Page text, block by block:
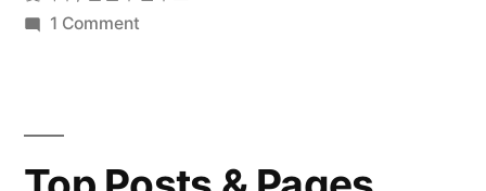
1 Commenton
닉